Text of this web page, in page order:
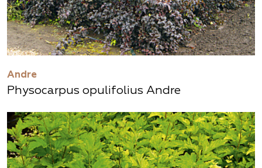
Andre
Physocarpus opulifolius Andre